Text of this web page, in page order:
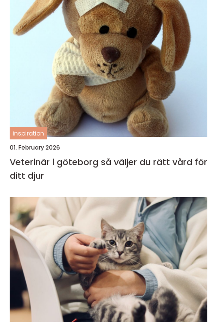
inspiration
01. February 2026
Veterinär i göteborg så väljer du rätt vård för
ditt djur